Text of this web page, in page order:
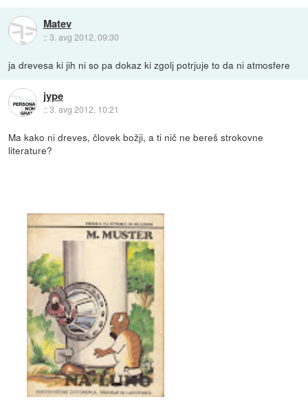
Matev
::3. avg 2012, 09:30
ja drevesa ki jih ni so pa dokaz ki zgolj potrjuje to da ni atmosfere
jype
::3. avg 2012, 10:21
Ma kako ni dreves, človek božji, a ti nič ne bereš strokovne
literature?